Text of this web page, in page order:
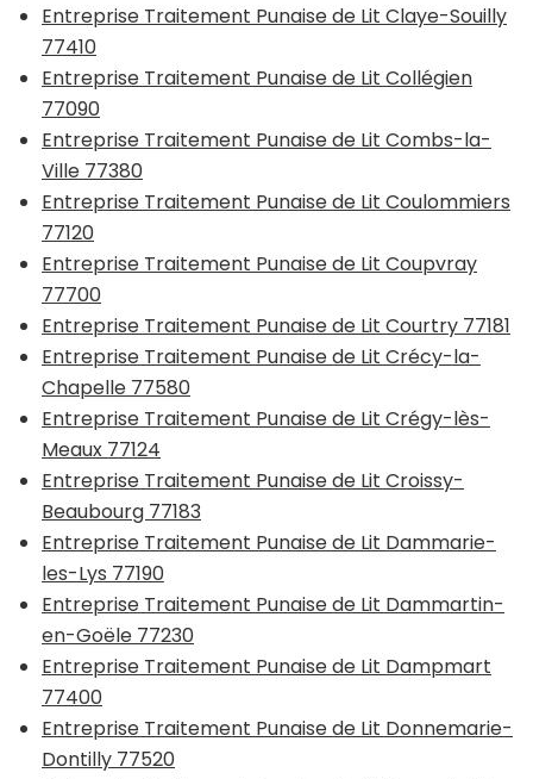
Entreprise Traitement Punaise de Lit Claye-Souilly
77410
Entreprise Traitement Punaise de Lit Collégien
77090
Entreprise Traitement Punaise de Lit Combs-la-
Ville 77380
Entreprise Traitement Punaise de Lit Coulommiers
77120
Entreprise Traitement Punaise de Lit Coupvray
77700
Entreprise Traitement Punaise de Lit Courtry 77181
Entreprise Traitement Punaise de Lit Crécy-la-
Chapelle 77580
Entreprise Traitement Punaise de Lit Crégy-lès-
Meaux 77124
Entreprise Traitement Punaise de Lit Croissy-
Beaubourg 77183
Entreprise Traitement Punaise de Lit Dammarie-
les-Lys 77190
Entreprise Traitement Punaise de Lit Dammartin-
en-Goële 77230
Entreprise Traitement Punaise de Lit Dampmart
77400
Entreprise Traitement Punaise de Lit Donnemarie-
Dontilly 77520